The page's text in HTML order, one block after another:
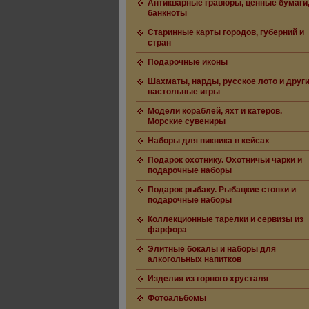
Антикварные гравюры, ценные бумаги,
банкноты
Старинные карты городов, губерний и
стран
Подарочные иконы
Шахматы, нарды, русское лото и
настольные игры
Модели кораблей, яхт и катеров.
Морские сувениры
Наборы для пикника в кейсах
Подарок охотнику. Охотничьи чарки и
подарочные наборы
Подарок рыбаку. Рыбацкие стопки и
подарочные наборы
Коллекционные тарелки и сервизы из
фарфора
Элитные бокалы и наборы для
алкогольных напитков
Изделия из горного хрусталя
Фотоальбомы